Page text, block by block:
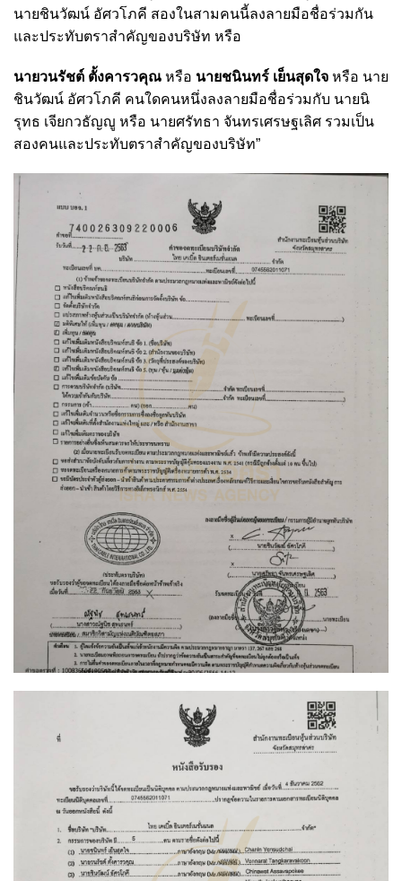
นายชินวัฒน์ อัศวโภคี สองในสามคนนี้ลงลายมือชื่อร่วมกัน
และประทับตราสำคัญของบริษัท หรือ
นายวนรัชต์ ตั้งคารวคุณ หรือ นายชนินทร์ เย็นสุดใจ หรือ นาย
ชินวัฒน์ อัศวโภคี คนใดคนหนึ่งลงลายมือชื่อร่วมกับ นายนิ
รุทธ เจียกวธัญญู หรือ นายศรัทธา จันทรเศรษฐเลิศ รวมเป็น
สองคนและประทับตราสำคัญของบริษัท”